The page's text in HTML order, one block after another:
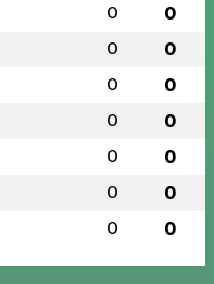
0 0
0 0
0 0
0 0
0 0
0 0
0 0